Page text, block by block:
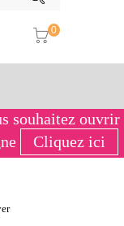
0
souhaitez ouvrir
Cliquez ici